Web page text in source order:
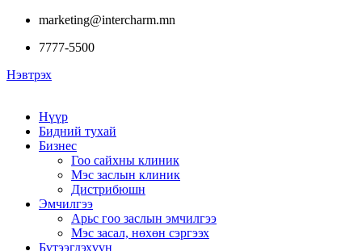
marketing@intercharm.mn
7777-5500
Нэвтрэх
Нүүр
Бидний тухай
Бизнес
Гоо сайхны клиник
Мэс заслын клиник
Дистрибюшн
Эмчилгээ
Арьс гоо заслын эмчилгээ
Мэс засал, нөхөн сэргээх
Бүтээгдэхүүн